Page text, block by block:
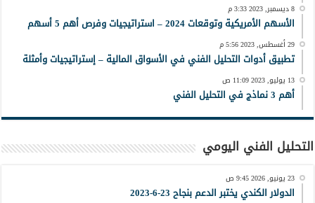
8 ديسمبر, 2023 3:33 م
الأسهم الأمريكية وتوقعات 2024 – استراتيجيات وفرص أهم 5 أسهم
29 أغسطس, 2023 5:56 م
تطبيق أدوات التحليل الفني في الأسواق المالية – إستراتيجيات وأمثلة
13 يوليو, 2023 11:09 ص
أهم 3 نماذج في التحليل الفني
التحليل الفني اليومي
23 يونيو, 2026 9:45 ص
الدولار الكندي يختبر الدعم بنجاح 23-6-2023